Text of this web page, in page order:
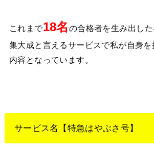
これまで18名 の合格者を生み出し
集大成と言えるサービスで私が自身
内容となっています。
サービス名【特急はやぶさ号】